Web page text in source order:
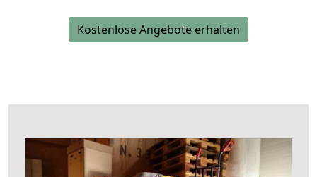
Kostenlose Angebote erhalten